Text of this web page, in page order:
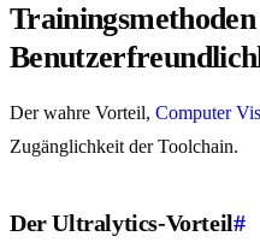
Der wahre Vorteil, Computer
Zugänglichkeit der Toolchain.
Der Ultralytics-Vorteil#